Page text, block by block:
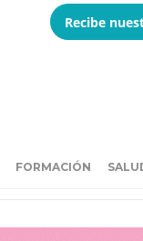
Recibe
FORMACIÓN